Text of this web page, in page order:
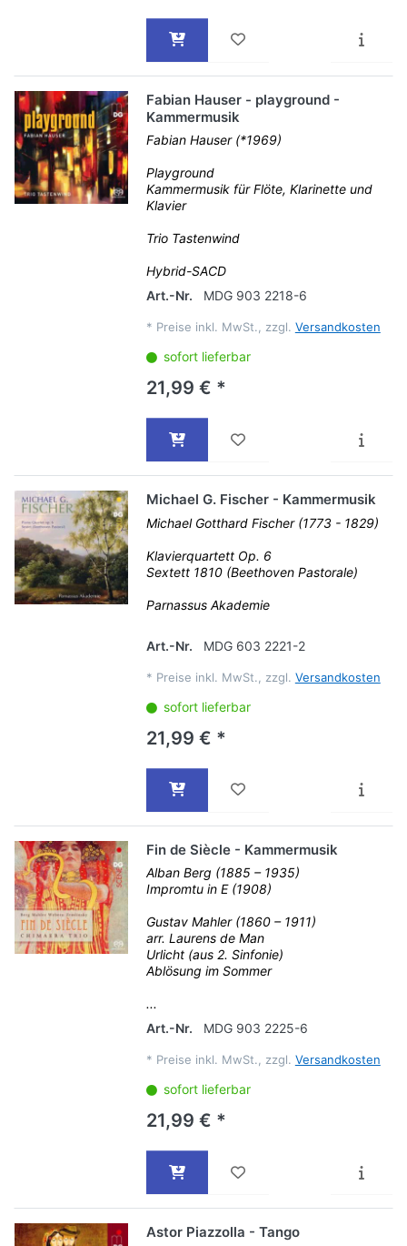
Fabian Hauser - playground -
Kammermusik
Fabian Hauser (*1969)
Playground
Kammermusik für Flöte, Klarinette und
Klavier
Trio Tastenwind
Hybrid-SACD
Art.-Nr.
MDG 903 2218-6
* Preise inkl. MwSt., zzgl. Versandkosten
sofort lieferbar
21,99 € *
Michael G. Fischer - Kammermusik
Michael Gotthard Fischer (1773 - 1829)
Klavierquartett Op. 6
Sextett 1810 (Beethoven Pastorale)
Parnassus Akademie
Art.-Nr. MDG 603 2221-2
* Preise inkl. MwSt., zzgl. Versandkosten
sofort lieferbar
21,99 € *
Fin de Siècle - Kammermusik
Alban Berg (1885 – 1935)
Impromtu in E (1908)
Gustav Mahler (1860 – 1911)
arr. Laurens de Man
Urlicht (aus 2. Sinfonie)
Ablösung im Sommer
...
Art.-Nr.
MDG 903 2225-6
* Preise inkl. MwSt., zzgl. Versandkosten
sofort lieferbar
21,99 € *
Astor Piazzolla - Tango